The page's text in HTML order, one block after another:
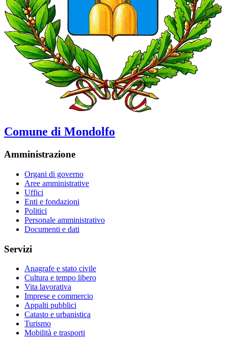
Comune di Mondolfo
Amministrazione
Organi di governo
Aree amministrative
Uffici
Enti e fondazioni
Politici
Personale amministrativo
Documenti e dati
Servizi
Anagrafe e stato civile
Cultura e tempo libero
Vita lavorativa
Imprese e commercio
Appalti pubblici
Catasto e urbanistica
Turismo
Mobilità e trasporti